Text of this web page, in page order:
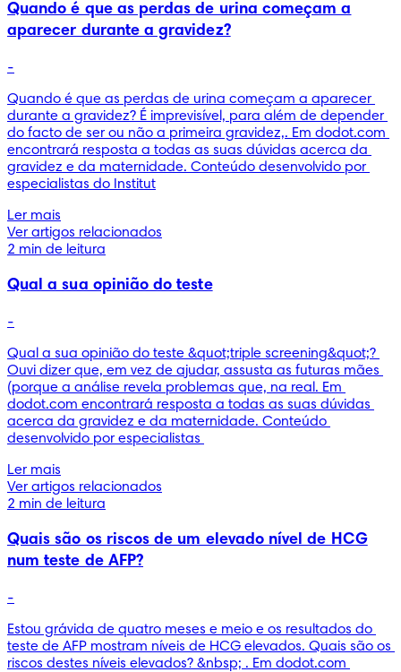
Quando é que as perdas de urina começam a
aparecer durante a gravidez?
-
Quando é que as perdas de urina começam a aparecer
durante a gravidez? É imprevisível, para além de depender
do facto de ser ou não a primeira gravidez,. Em dodot.com
encontrará resposta a todas as suas dúvidas acerca da
gravidez e da maternidade. Conteúdo desenvolvido por
especialistas do Institut
Ler mais
Ver artigos relacionados
2 min de leitura
Qual a sua opinião do teste
-
Qual a sua opinião do teste &quot;triple screening&quot;?
Ouvi dizer que, em vez de ajudar, assusta as futuras mães
(porque a análise revela problemas que, na real. Em
dodot.com encontrará resposta a todas as suas dúvidas
acerca da gravidez e da maternidade. Conteúdo
desenvolvido por especialistas
Ler mais
Ver artigos relacionados
2 min de leitura
Quais são os riscos de um elevado nível de HCG
num teste de AFP?
-
Estou grávida de quatro meses e meio e os resultados do
teste de AFP mostram níveis de HCG elevados. Quais são os
riscos destes níveis elevados? &nbsp; . Em dodot.com